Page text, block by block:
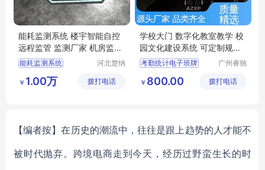
能耗监测系统 楼宇智能自控
远程监管 监测厂家 机房监控
机房可视化
能耗监测系统
机房可视化
机房监控
河北楚纳
公司
￥ 1.00万 拨打电话
学校大门 数字化教室教学 校
园文化建设系统 可定制规格
睿驰科技
考勤统计电子班牌
智慧校园系统平台
广州睿驰
公司
￥ 800.00 拨打电话
【编者按】在历史的潮流中，往往是跟上趋势的人才能不
被时代抛弃。跨境电商走到今天，经历过野蛮生长的时